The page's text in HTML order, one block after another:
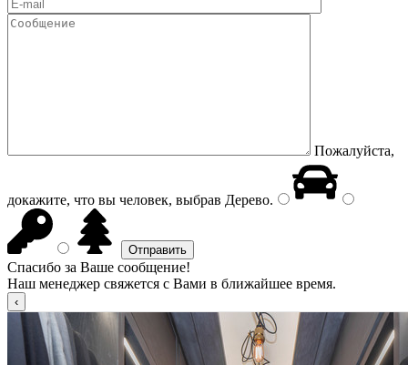
Пожалуйста,
докажите, что вы человек, выбрав Дерево.
Спасибо за Ваше сообщение!
Наш менеджер свяжется с Вами в ближайшее время.